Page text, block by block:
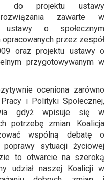
do projektu ustawy
zawarte w
ustawy o społecznym
przez zespół
oraz projektu ustawy o
przygotowywanym w
oceniona zarówno
i Polityki Społecznej,
gdyż wpisuje się w
potrzebę zmian. Koalicja
wspólną debatę o
sytuacji życiowej
to otwarcie na szeroką
udział naszej Koalicji w